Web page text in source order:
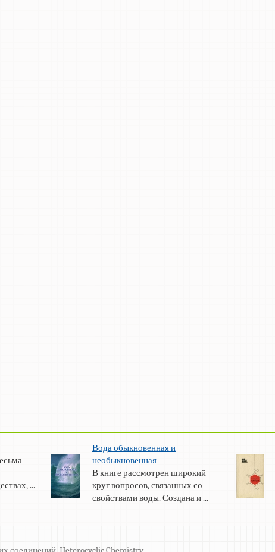
...
Вода обыкновенная и
необыкновенная
В книге рассмотрен широкий
круг вопросов, связанных со
свойствами воды. Создана и ...